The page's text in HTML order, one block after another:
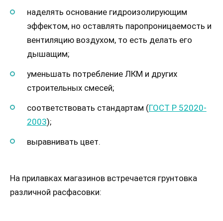
наделять основание гидроизолирующим
эффектом, но оставлять паропроницаемость и
вентиляцию воздухом, то есть делать его
дышащим;
уменьшать потребление ЛКМ и других
строительных смесей;
соответствовать стандартам (ГОСТ Р 52020-
2003);
выравнивать цвет.
На прилавках магазинов встречается грунтовка
различной расфасовки: